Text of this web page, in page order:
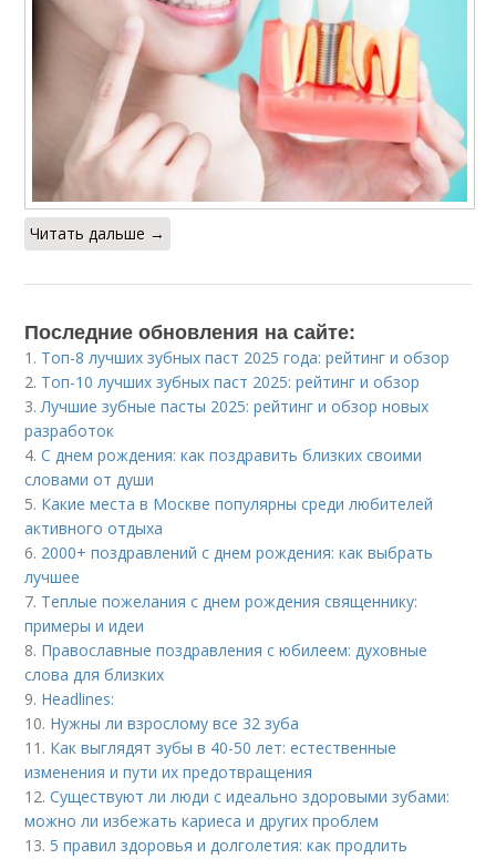
Читать дальше →
Последние обновления на сайте:
1. Топ-8 лучших зубных паст 2025 года: рейтинг и обзор
2. Топ-10 лучших зубных паст 2025: рейтинг и обзор
3.Лучшие зубные пасты 2025: рейтинг и обзор новых
разработок
4.С днем рождения: как поздравить близких своими
словами от души
5. Какие места в Москве популярны среди любителей
активного отдыха
6. 2000+ поздравлений с днем рождения: как выбрать
лучшее
7. Теплые пожелания с днем рождения священнику:
примеры и идеи
8. Православные поздравления с юбилеем: духовные
слова для близких
9. Headlines:
10. Нужны ли взрослому все 32 зуба
11. Как выглядят зубы в 40-50 лет: естественные
изменения и пути их предотвращения
12.Существуют ли люди с идеально здоровыми зубами:
можно ли избежать кариеса и других проблем
13. 5 правил здоровья и долголетия: как продлить